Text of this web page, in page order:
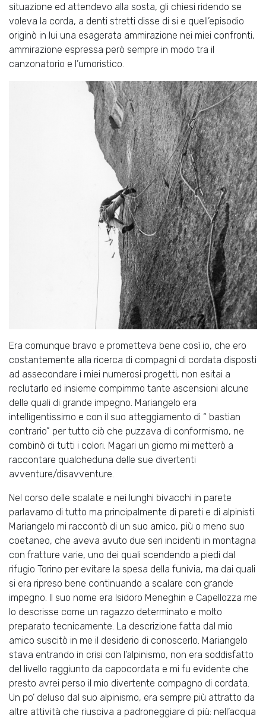
situazione ed attendevo alla sosta, gli chiesi ridendo se
voleva la corda, a denti stretti disse di si e quell’episodio
originò in lui una esagerata ammirazione nei miei confronti,
ammirazione espressa però sempre in modo tra il
canzonatorio e l’umoristico.
Era comunque bravo e prometteva bene così io, che ero
costantemente alla ricerca di compagni di cordata disposti
ad assecondare i miei numerosi progetti, non esitai a
reclutarlo ed insieme compimmo tante ascensioni alcune
delle quali di grande impegno. Mariangelo era
intelligentissimo e con il suo atteggiamento di “ bastian
contrario” per tutto ciò che puzzava di conformismo, ne
combinò di tutti i colori. Magari un giorno mi metterò a
raccontare qualcheduna delle sue divertenti
avventure/disavventure.
Nel corso delle scalate e nei lunghi bivacchi in parete
parlavamo di tutto ma principalmente di pareti e di alpinisti.
Mariangelo mi raccontò di un suo amico, più o meno suo
coetaneo, che aveva avuto due seri incidenti in montagna
con fratture varie, uno dei quali scendendo a piedi dal
rifugio Torino per evitare la spesa della funivia, ma dai quali
si era ripreso bene continuando a scalare con grande
impegno. Il suo nome era Isidoro Meneghin e Capellozza me
lo descrisse come un ragazzo determinato e molto
preparato tecnicamente. La descrizione fatta dal mio
amico suscitò in me il desiderio di conoscerlo. Mariangelo
stava entrando in crisi con l’alpinismo, non era soddisfatto
del livello raggiunto da capocordata e mi fu evidente che
presto avrei perso il mio divertente compagno di cordata.
Un po’ deluso dal suo alpinismo, era sempre più attratto da
altre attività che riusciva a padroneggiare di più: nell’acqua